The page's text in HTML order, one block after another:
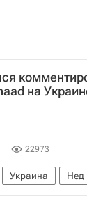
на
22973
Украина Нед